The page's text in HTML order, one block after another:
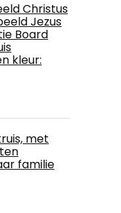
Christus
Jezus
Board
kleur:
met
familie